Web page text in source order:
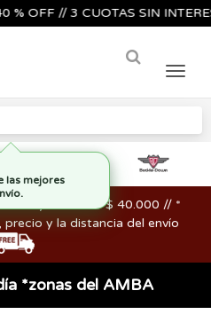
// 3 CUOTAS SIN
mayores a los $ 40.000 // *
y la distancia del envío
*zonas del AMBA